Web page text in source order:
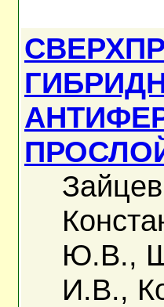
Ю.В.,
И.В.,